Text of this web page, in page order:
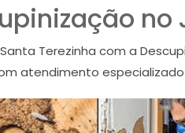
no
Terezinha com a
atendimento